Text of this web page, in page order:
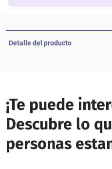
Detalle del producto
¡Te puede
Descubre lo
personas